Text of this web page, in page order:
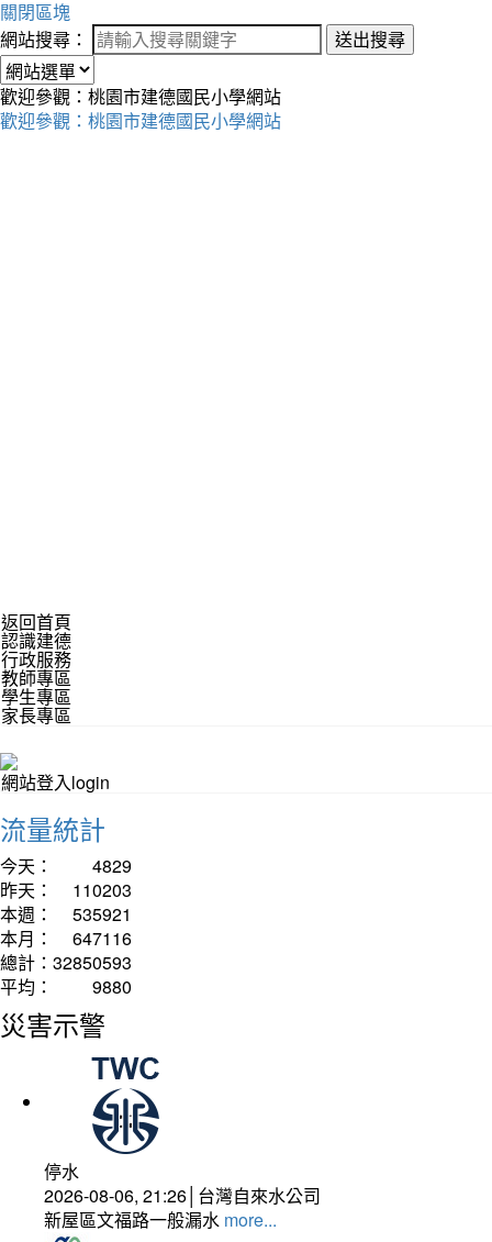
關閉區塊
網站搜尋：
送出搜尋
歡迎參觀：桃園市建德國民小學網站
歡迎參觀：桃園市建德國民小學網站
返回首頁
認識建德
行政服務
教師專區
學生專區
家長專區
網站登入login
流量統計
今天：
4829
昨天：
110203
本週：
535921
本月：
647116
總計： 32850593
平均：
9880
災害示警
停水
2026-08-06, 21:26│台灣自來水公司
新屋區文福路一般漏水 more...